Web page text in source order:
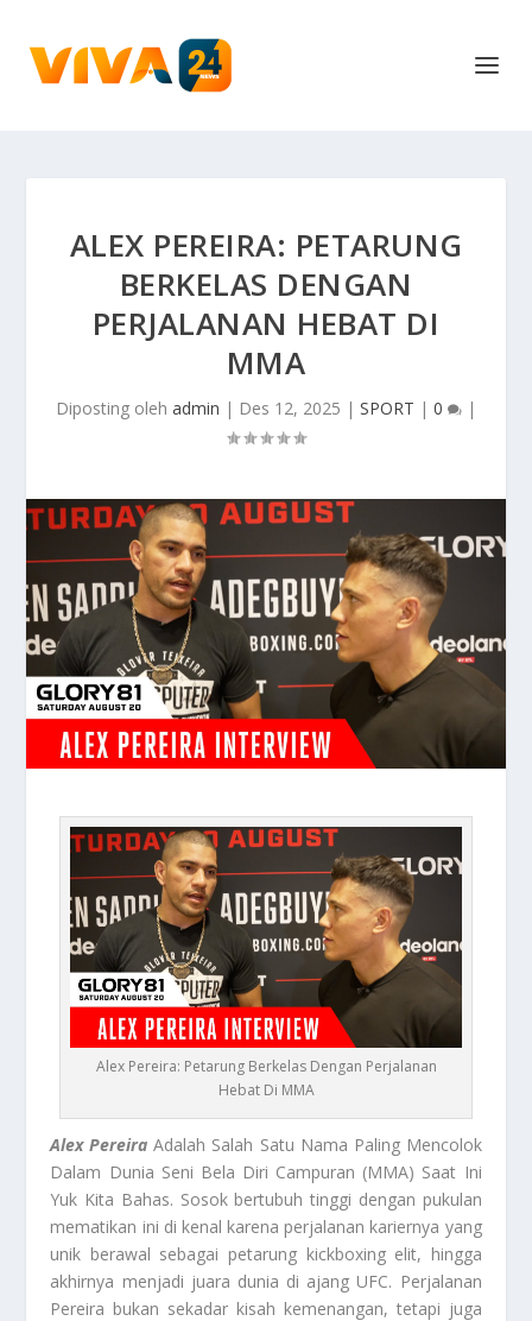
ALEX PEREIRA: PETARUNG
BERKELAS DENGAN
PERJALANAN HEBAT DI
MMA
Diposting oleh admin | Des 12, 2025 | SPORT | 0 |
Alex Pereira: Petarung Berkelas Dengan Perjalanan
Hebat Di MMA
Alex Pereira Adalah Salah Satu Nama Paling Mencolok
Dalam Dunia Seni Bela Diri Campuran (MMA) Saat Ini
Yuk Kita Bahas. Sosok bertubuh tinggi dengan pukulan
mematikan ini di kenal karena perjalanan kariernya yang
unik berawal sebagai petarung kickboxing elit, hingga
akhirnya menjadi juara dunia di ajang UFC. Perjalanan
Pereira bukan sekadar kisah kemenangan, tetapi juga